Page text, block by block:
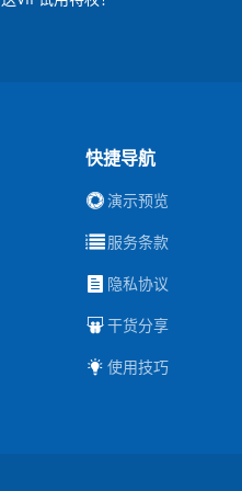
快捷导航
演示预览
服务条款
隐私协议
干货分享
使用技巧